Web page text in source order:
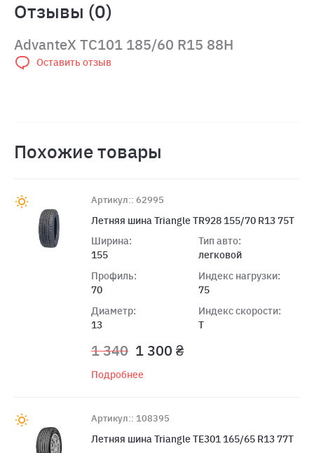
Отзывы (0)
AdvanteX TC101 185/60 R15 88H
Оставить отзыв
Похожие товары
Артикул:: 62995
Летняя шина Triangle TR928 155/70 R13 75T
Ширина:
155
Профиль:
70
Диаметр:
13
Тип авто:
легковой
Индекс нагрузки:
75
Индекс скорости:
T
1 340 1 300 ₴
Подробнее
Артикул:: 108395
Летняя шина Triangle TE301 165/65 R13 77T